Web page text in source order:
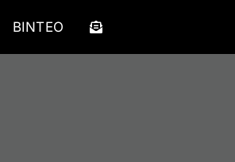
ΒΙΝΤΕΟ